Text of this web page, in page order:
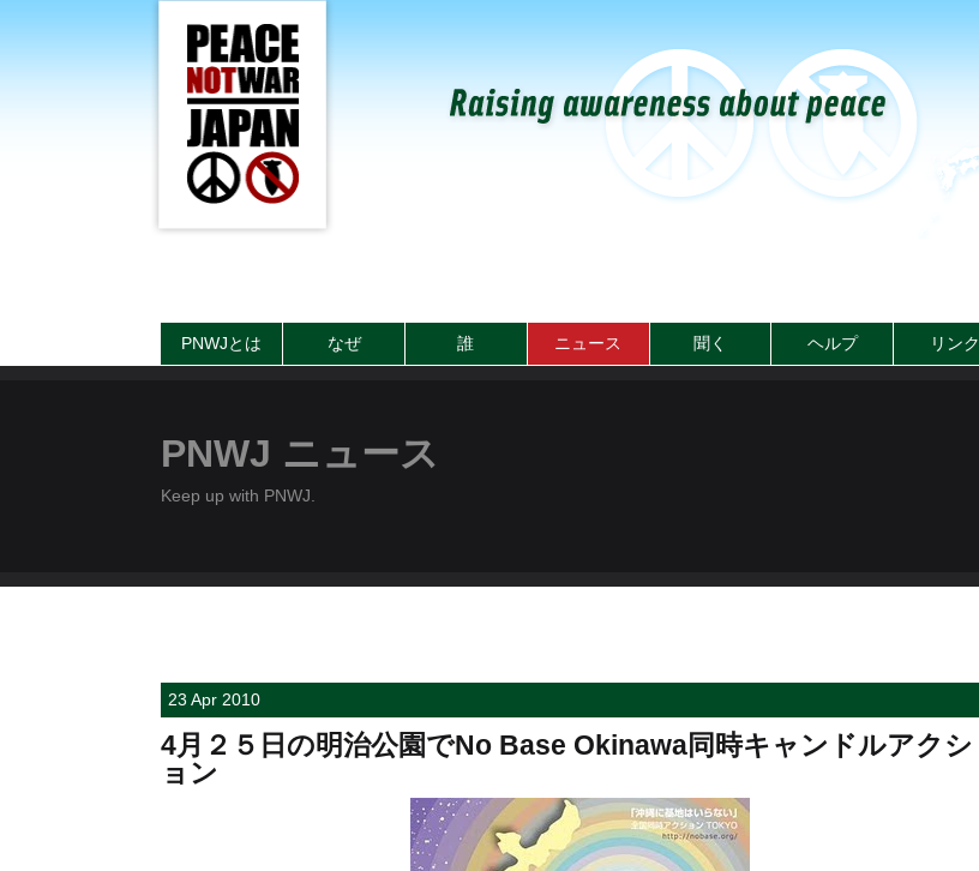
PNWJとは なぜ 誰 ニュース 聞く ヘルプ リンク
PNWJ ニュース
Keep up with PNWJ.
23 Apr 2010
4月２５日の明治公園でNo Base Okinawa同時キャンドルアクシ
ョン